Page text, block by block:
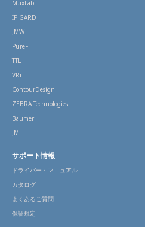
MuxLab
IP GARD
JMW
PureFi
TTL
VRi
ContourDesign
ZEBRA Technologies
Baumer
JM
サポート情報
ドライバー・マニュアル
カタログ
よくあるご質問
保証規定